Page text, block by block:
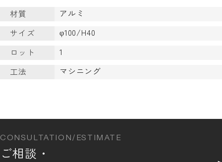
材質
アルミ
サイズ
φ100/H40
ロット
1
工法
マシニング
CONSULTATION/ESTIMATE
ご相談・